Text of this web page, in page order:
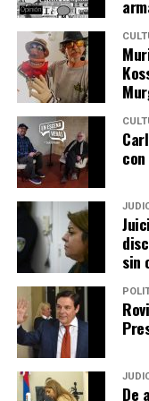
implementadas
yaguaretés, pumas
provincia.“La
sin
De